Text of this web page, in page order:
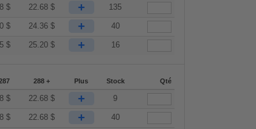
$ 22.68$ + 135
$ 24.36$ + 40
$ 25.20$ + 16
288 + Plus Stock Qté
$ 22.68$ + 9
$ 22.68$ + 40